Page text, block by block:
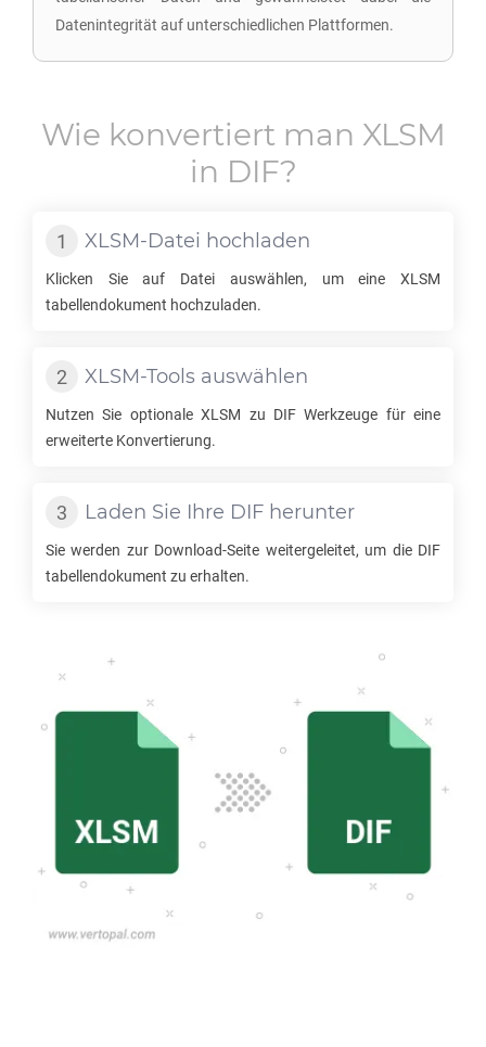
Datenintegrität auf unterschiedlichen Plattformen.
Wie konvertiert man XLSM
in DIF?
XLSM-Datei hochladen
Klicken Sie auf Datei auswählen, um eine XLSM
tabellendokument hochzuladen.
XLSM-Tools auswählen
Nutzen Sie optionaleXLSM zu DIFWerkzeuge für eine
erweiterte Konvertierung.
Laden Sie Ihre DIF herunter
Sie werden zur Download-Seite weitergeleitet, um die DIF
tabellendokument zu erhalten.